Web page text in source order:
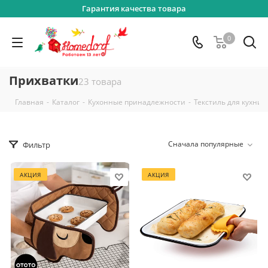
Гарантия качества товара
0
Прихватки23 товара
Главная - Каталог - Кухонные принадлежности - Текстиль для кухни
Фильтр Сначала популярные
АКЦИЯ АКЦИЯ